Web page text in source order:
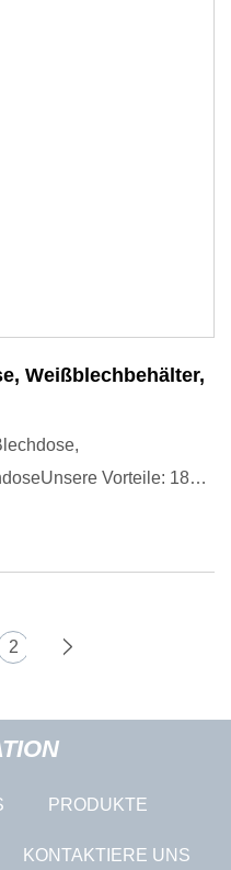
Weißblechbehälter,
Vorteile: 18+
2
PRODUKTE
KONTAKTIERE UNS